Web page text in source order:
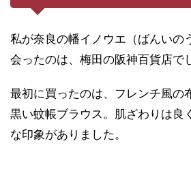
私が奈良の幡イノウエ（ばんいの
会ったのは、梅田の阪神百貨店で
最初に買ったのは、フレンチ風の
黒い蚊帳ブラウス。肌ざわりは良
な印象がありました。